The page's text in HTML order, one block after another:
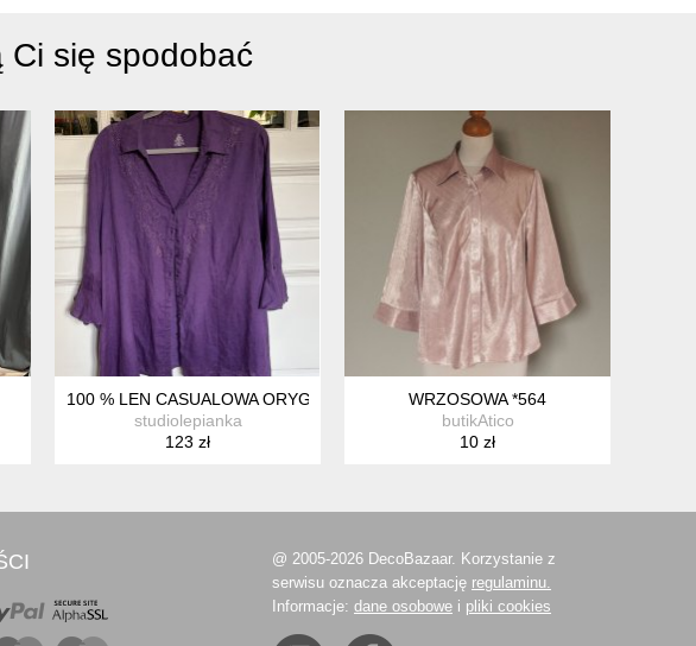
Ci się spodobać
100 % LEN CASUALOWA ORYGINALNA KOBIECA CANDA COLLECTION AT C & A
studiolepianka
123 zł
WRZOSOWA *564
butikAtico
10 zł
@ 2005-2026 DecoBazaar. Korzystanie z
serwisu oznacza akceptację regulaminu.
Informacje: dane osobowe i pliki cookies